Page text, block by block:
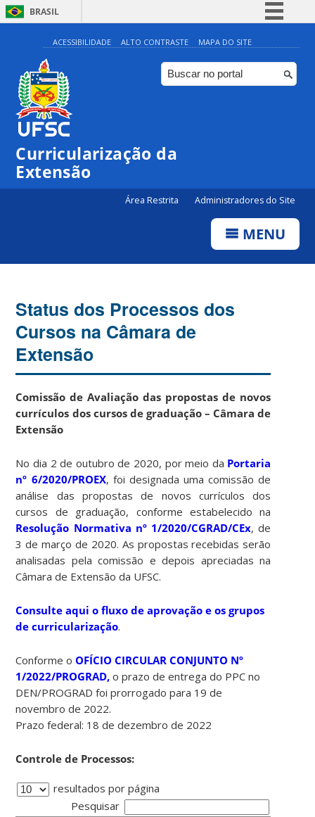
BRASIL
Simplifique!
Comunica BR
Participe
ACESSIBILIDADE ALTO CONTRASTE MAPA DO SITE
Curricularização da
Extensão
Área Restrita Administradores do Site
MENU
Status dos Processos dos
Cursos na Câmara de
Extensão
Comissão de Avaliação das propostas de novos
currículos dos cursos de graduação – Câmara de
Extensão
No dia 2 de outubro de 2020, por meio da Portaria
nº 6/2020/PROEX, foi designada uma comissão de
análise das propostas de novos currículos dos
cursos de graduação, conforme estabelecido na
Resolução Normativa nº 1/2020/CGRAD/CEx, de
3 de março de 2020. As propostas recebidas serão
analisadas pela comissão e depois apreciadas na
Câmara de Extensão da UFSC.
Consulte aqui o fluxo de aprovação e os grupos
de curricularização.
Conforme oOFÍCIO CIRCULAR CONJUNTO Nº
1/2022/PROGRAD, o prazo de entrega do PPC no
DEN/PROGRAD foi prorrogado para 19 de
novembro de 2022.
Prazo federal: 18 de dezembro de 2022
Controle de Processos:
resultados por página
Pesquisar